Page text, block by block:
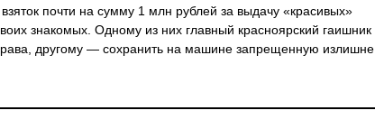
почти на сумму 1 млн рублей за выдачу «красивых»
знакомых. Одному из них главный красноярский гаишник
другому — сохранить на машине запрещенную излишне